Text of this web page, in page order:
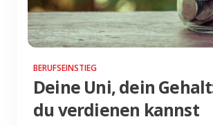
BERUFSEINSTIEG
Deine Uni, dein
du verdienen kannst